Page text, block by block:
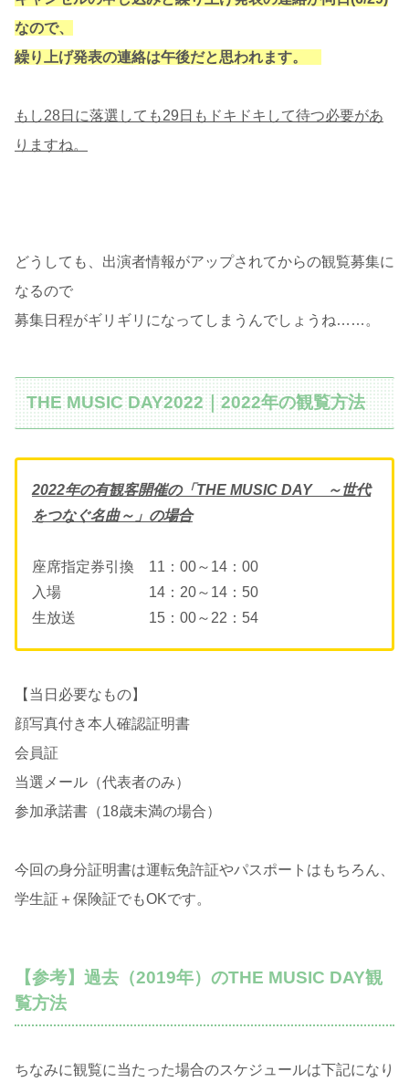
なので、
繰り上げ発表の連絡は午後だと思われます。
もし28日に落選しても29日もドキドキして待つ必要があ
りますね。
どうしても、出演者情報がアップされてからの観覧募集に
なるので
募集日程がギリギリになってしまうんでしょうね……。
THE MUSIC DAY2022｜2022年の観覧方法
2022年の有観客開催の「THE MUSIC DAY ～世代
をつなぐ名曲～」の場合
座席指定券引換 11：00～14：00
入場 14：20～14：50
生放送 15：00～22：54
【当日必要なもの】
顔写真付き本人確認証明書
会員証
当選メール（代表者のみ）
参加承諾書（18歳未満の場合）
今回の身分証明書は運転免許証やパスポートはもちろん、
学生証＋保険証でもOKです。
【参考】過去（2019年）のTHE MUSIC DAY観
覧方法
ちなみに観覧に当たった場合のスケジュールは下記になり